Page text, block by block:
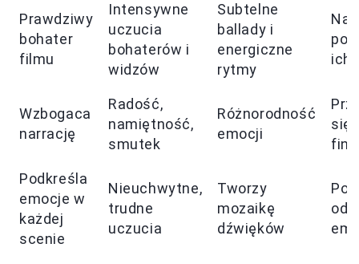
Prawdziwy
bohater
filmu
Intensywne
uczucia
bohaterów i
widzów
Subtelne
ballady i
energiczne
rytmy
ich
Wzbogaca
narrację
Radość,
namiętność,
smutek
Różnorodność
emocji
się
Podkreśla
emocje w
każdej
scenie
Nieuchwytne,
trudne
uczucia
Tworzy
mozaikę
dźwięków